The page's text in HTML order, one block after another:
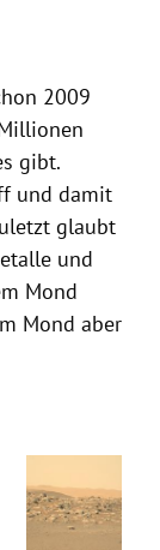
2009
gibt.
und damit
glaubt
und
Mond
Mond aber